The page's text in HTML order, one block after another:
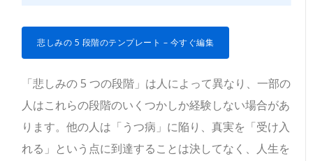
悲しみの 5 段階のテンプレート – 今すぐ編集
「悲しみの 5 つの段階」は人によって異なり、一部の
人はこれらの段階のいくつかしか経験しない場合があ
ります。他の人は「うつ病」に陥り、真実を「受け入
れる」という点に到達することは決してなく、人生を